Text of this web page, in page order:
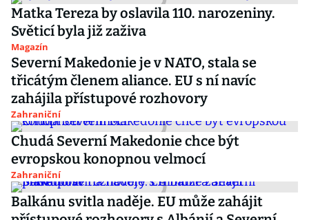
Matka Tereza by oslavila 110. narozeniny.
Světicí byla již zaživa
Magazín
Severní Makedonie je v NATO, stala se
třicátým členem aliance. EU s ní navíc
zahájila přístupové rozhovory
Zahraniční
Chudá Severní Makedonie chce být
evropskou konopnou velmocí
Zahraniční
Balkánu svitla naděje. EU může zahájit